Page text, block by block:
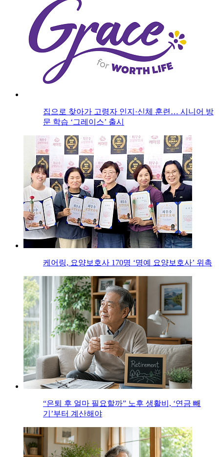
집으로 찾아가 고령자 인지·신체 훈련… 시니어 방
문 학습 ‘그레이스’ 출시
케어링, 요양보호사 170명 ‘명예 요양보호사’ 위촉
“은퇴 후 얼마 필요할까” 노후 생활비, ‘연금 빼
기’부터 계산해야